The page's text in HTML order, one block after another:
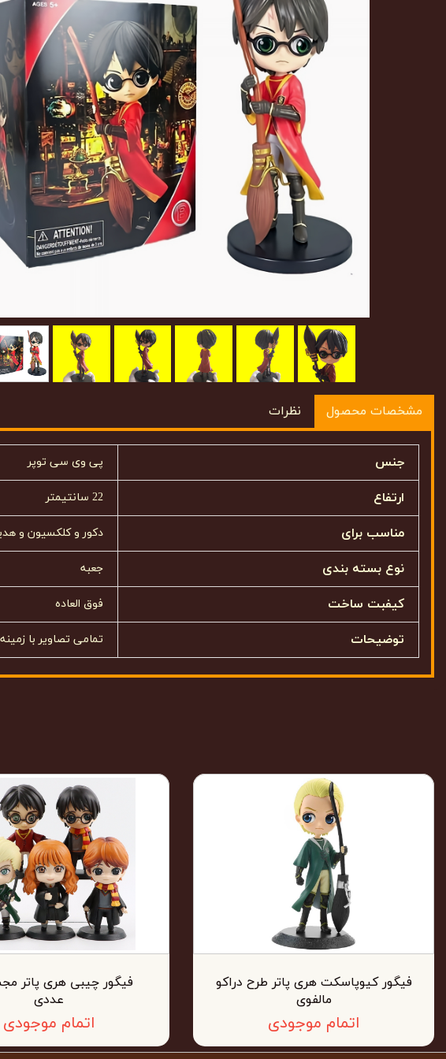
مشخصات محصول نظرات
جنس پی وی سی توپر
ارتفاع 22 سانتیمتر
مناسب برای دکور و کلکسیون و
نوع بسته بندی جعبه
کیفبت ساخت فوق العاده
توضیحات تمامی تصاویر با
فیگور کیوپاسکت هری پاتر طرح دراکو
مالفوی
اتمام موجودی
عددی
اتمام موجودی